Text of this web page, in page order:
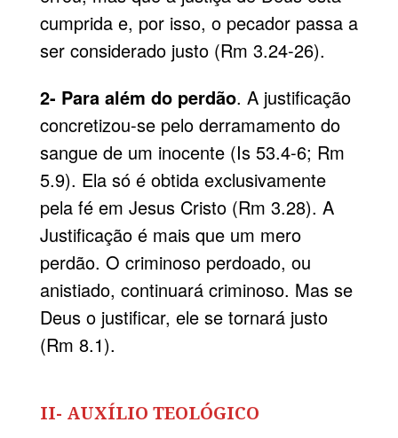
cumprida e, por isso, o pecador passa a
ser considerado justo (Rm 3.24-26).
2- Para além do perdão. A justificação
concretizou-se pelo derramamento do
sangue de um inocente (Is 53.4-6; Rm
5.9). Ela só é obtida exclusivamente
pela fé em Jesus Cristo (Rm 3.28). A
Justificação é mais que um mero
perdão. O criminoso perdoado, ou
anistiado, continuará criminoso. Mas se
Deus o justificar, ele se tornará justo
(Rm 8.1).
II- AUXÍLIO TEOLÓGICO